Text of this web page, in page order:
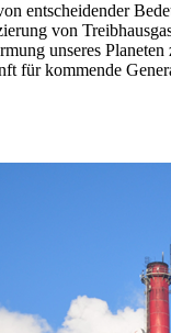
entscheidender
von
unseres Planeten
fürkommende